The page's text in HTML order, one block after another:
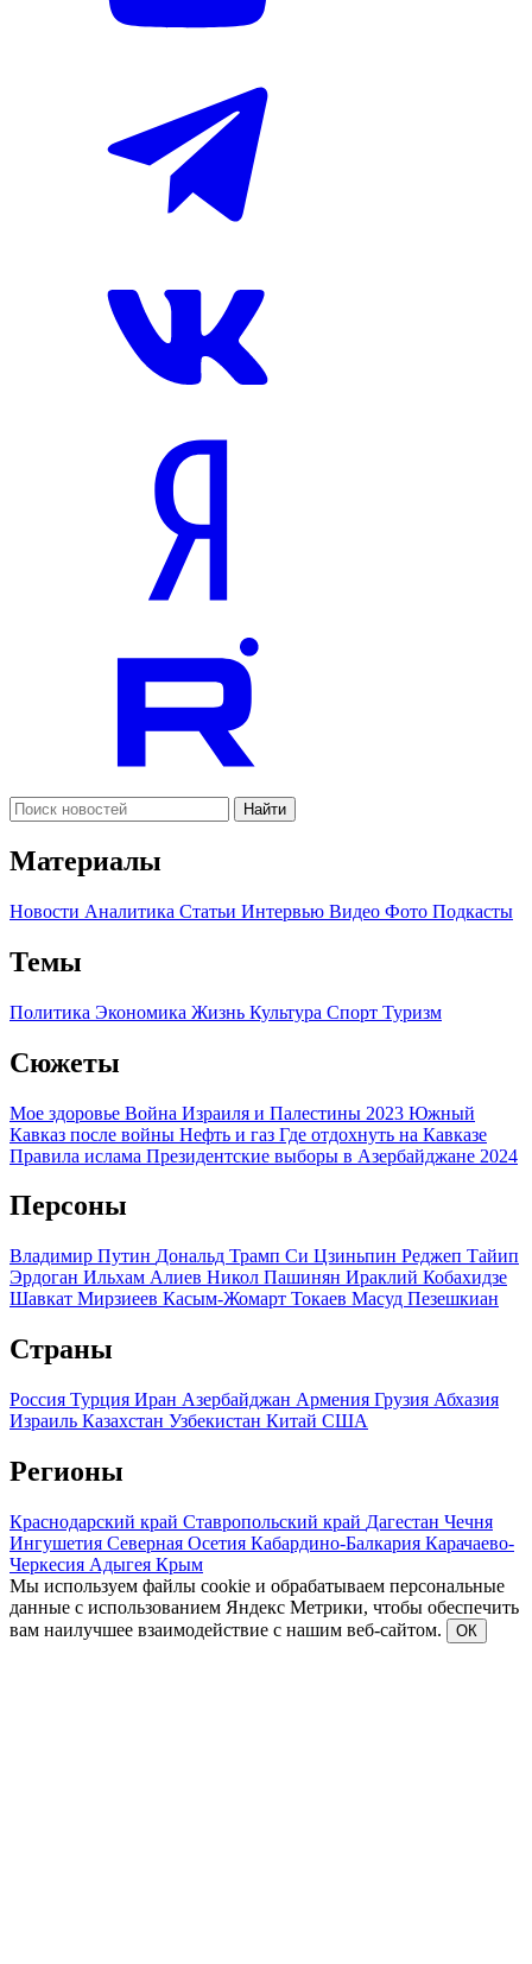
Найти
Материалы
Новости Аналитика Статьи Интервью Видео Фото Подкасты
Темы
Политика Экономика Жизнь Культура Спорт Туризм
Сюжеты
Мое здоровье Война Израиля и Палестины 2023 Южный
Кавказ после войны Нефть и газ Где отдохнуть на Кавказе
Правила ислама Президентские выборы в Азербайджане 2024
Персоны
Владимир Путин Дональд Трамп Си Цзиньпин Реджеп Тайип
Эрдоган Ильхам Алиев Никол Пашинян Ираклий Кобахидзе
Шавкат Мирзиеев Касым-Жомарт Токаев Масуд Пезешкиан
Страны
Россия Турция Иран Азербайджан Армения Грузия Абхазия
Израиль Казахстан Узбекистан Китай США
Регионы
Краснодарский край Ставропольский край Дагестан Чечня
Ингушетия Северная Осетия Кабардино-Балкария Карачаево-
Черкесия Адыгея Крым
Мы используем файлы cookie и обрабатываем персональные
данные с использованием Яндекс Метрики, чтобы обеспечить
вам наилучшее взаимодействие с нашим веб-сайтом.
ОК